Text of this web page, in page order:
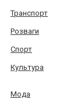
Транспорт
Розваги
Спорт
Культура
Мода